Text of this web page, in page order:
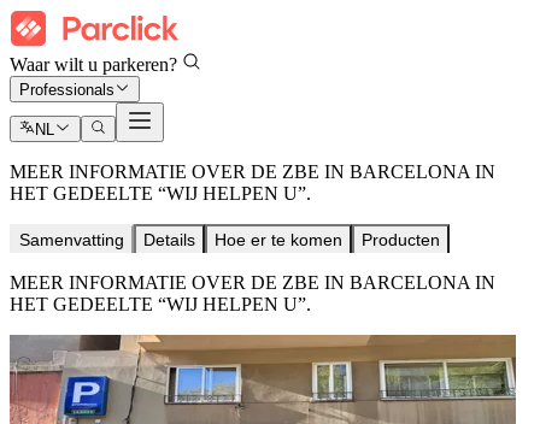
Waar wilt u parkeren?
Professionals
NL
MEER INFORMATIE OVER DE ZBE IN BARCELONA IN
HET GEDEELTE “WIJ HELPEN U”.
Samenvatting Details Hoe er te komen Producten
MEER INFORMATIE OVER DE ZBE IN BARCELONA IN
HET GEDEELTE “WIJ HELPEN U”.